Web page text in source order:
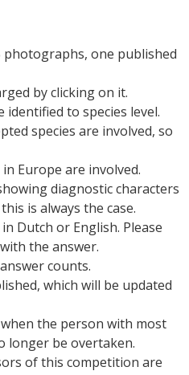
photographs, one published
by clicking on it.
identified to species level.
species are involved, so
Europe are involved.
diagnostic characters
is always the case.
Dutch or English. Please
the answer.
counts.
which will be updated
the person with most
longer be overtaken.
of this competition are